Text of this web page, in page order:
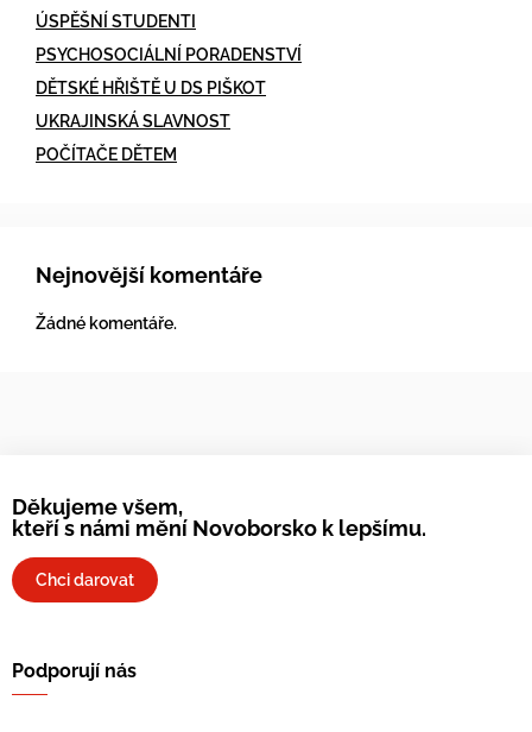
ÚSPĚŠNÍ STUDENTI
PSYCHOSOCIÁLNÍ PORADENSTVÍ
DĚTSKÉ HŘIŠTĚ U DS PIŠKOT
UKRAJINSKÁ SLAVNOST
POČÍTAČE DĚTEM
Nejnovější komentáře
Žádné komentáře.
Děkujeme všem,
kteří s námi mění Novoborsko k lepšímu.
Chci darovat
Podporují nás